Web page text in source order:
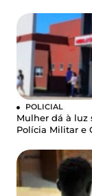
POLICIAL
Mulher dá à luz
Polícia Militar e